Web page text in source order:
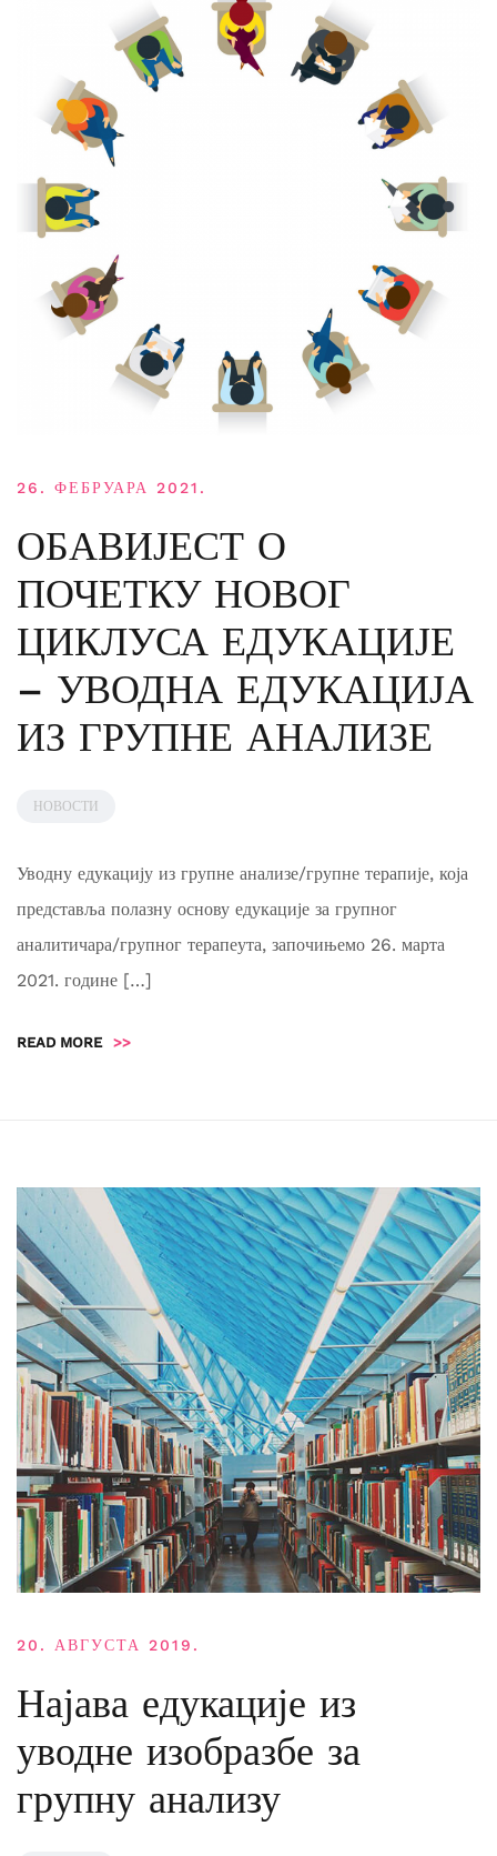
26. ФЕБРУАРА 2021.
ОБАВИЈЕСТ О
ПОЧЕТКУ НОВОГ
ЦИКЛУСА ЕДУКАЦИЈЕ
– УВОДНА ЕДУКАЦИЈА
ИЗ ГРУПНЕ АНАЛИЗЕ
НОВОСТИ
Уводну едукацију из групне анализе/групне терапије, која
представља полазну основу едукације за групног
аналитичара/групног терапеута, започињемо 26. марта
2021. године […]
READ MORE >>
20. АВГУСТА 2019.
Најава едукације из
уводне изобразбе за
групну анализу